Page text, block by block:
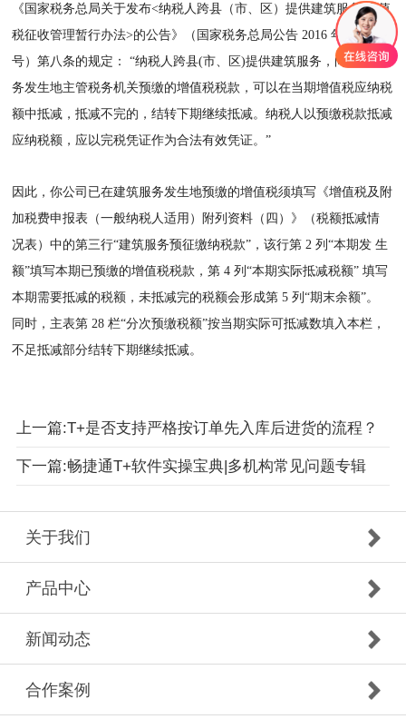
《国家税务总局关于发布<纳税人跨县（市、区）提供建筑服务 增值
税征收管理暂行办法>的公告》（国家税务总局公告 2016 年第 17
号）第八条的规定： “纳税人跨县(市、区)提供建筑服务，向建筑服
务发生地主管税务机关预缴的增值税税款，可以在当期增值税应纳税
额中抵减，抵减不完的，结转下期继续抵减。纳税人以预缴税款抵减
应纳税额，应以完税凭证作为合法有效凭证。”
因此，你公司已在建筑服务发生地预缴的增值税须填写《增值税及附
加税费申报表（一般纳税人适用）附列资料（四）》（税额抵减情
况表）中的第三行“建筑服务预征缴纳税款”，该行第 2 列“本期发 生
额”填写本期已预缴的增值税税款，第 4 列“本期实际抵减税额” 填写
本期需要抵减的税额，未抵减完的税额会形成第 5 列“期末余额”。
同时，主表第 28 栏“分次预缴税额”按当期实际可抵减数填入本栏，
不足抵减部分结转下期继续抵减。
上一篇:T+是否支持严格按订单先入库后进货的流程？
下一篇:畅捷通T+软件实操宝典|多机构常见问题专辑
关于我们
产品中心
新闻动态
合作案例